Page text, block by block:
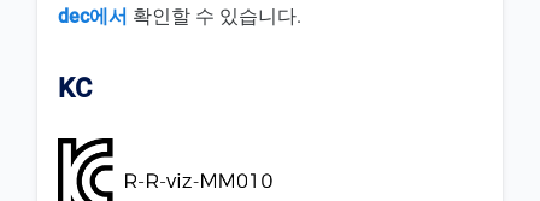
dec에서 확인할 수 있습니다.
KC